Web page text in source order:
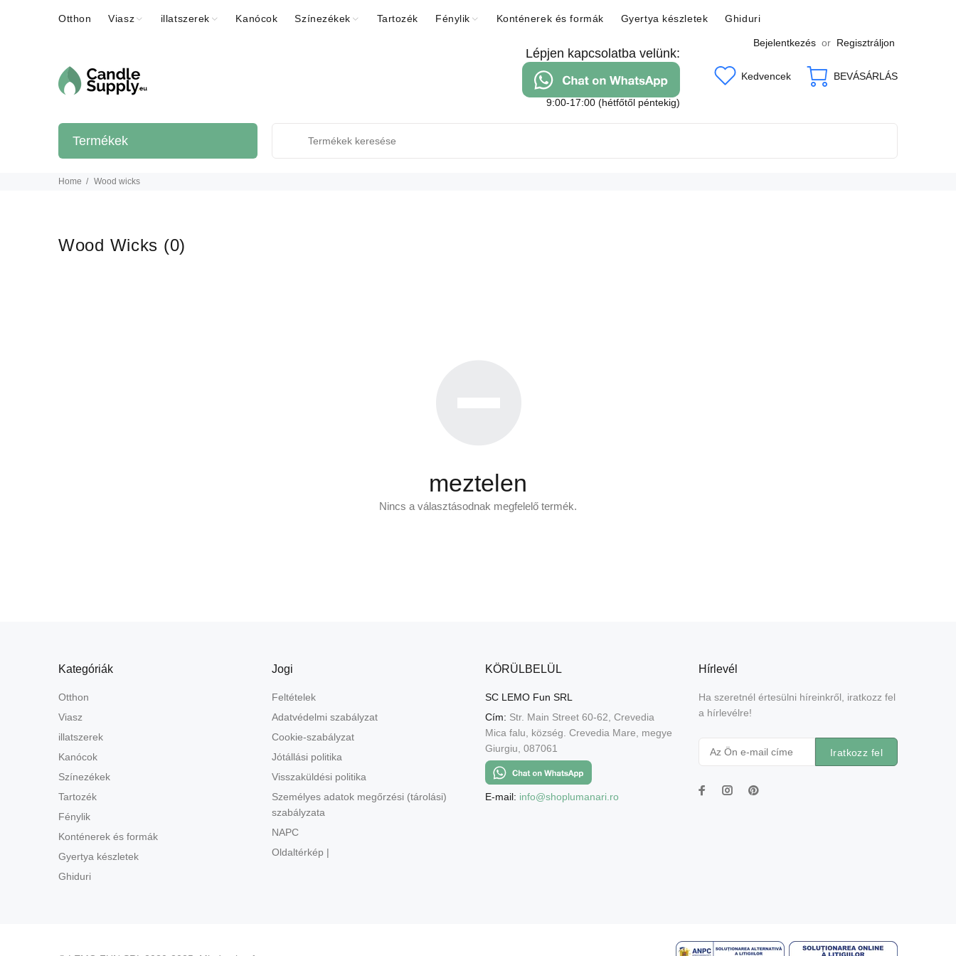
Otthon Viasz illatszerek Kanócok Színezékek Tartozék Fénylik Konténerek és formák Gyertya készletek Ghiduri
Bejelentkezés or Regisztráljon
Lépjen kapcsolatba velünk:
9:00-17:00 (hétfőtől péntekig)
Kedvencek BEVÁSÁRLÁS
Termékek
Home Wood wicks
Wood Wicks (0)
meztelen
Nincs a választásodnak megfelelő termék.
Kategóriák
Otthon
Viasz
illatszerek
Kanócok
Színezékek
Tartozék
Fénylik
Konténerek és formák
Gyertya készletek
Ghiduri
Jogi
Feltételek
Adatvédelmi szabályzat
Cookie-szabályzat
Jótállási politika
Visszaküldési politika
Személyes adatok megőrzési (tárolási)
szabályzata
NAPC
Oldaltérkép |
KÖRÜLBELÜL
SC LEMO Fun SRL
Cím: Str. Main Street 60-62, Crevedia
Mica falu, község. Crevedia Mare, megye
Giurgiu, 087061
E-mail: info@shoplumanari.ro
Hírlevél
Ha szeretnél értesülni híreinkről, iratkozz fel
a hírlevélre!
Iratkozz fel